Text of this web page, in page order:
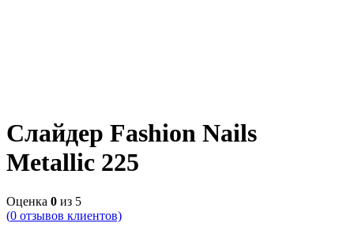
Слайдер Fashion Nails
Metallic 225
Оценка 0 из 5
(0 отзывов клиентов)